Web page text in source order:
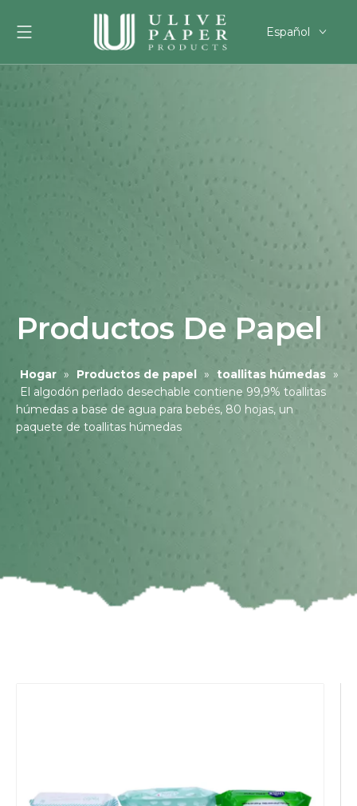
Español
românesc
Productos De Papel
Hogar » Productos de papel » toallitas húmedas »
El algodón perlado desechable contiene 99,9% toallitas
húmedas a base de agua para bebés, 80 hojas, un
paquete de toallitas húmedas